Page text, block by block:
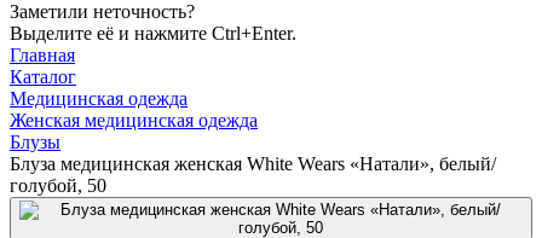
Заметили неточность?
Выделите её и нажмите Ctrl+Enter.
Главная
Каталог
Медицинская одежда
Женская медицинская одежда
Блузы
Блуза медицинская женская White Wears «Натали», белый/
голубой, 50